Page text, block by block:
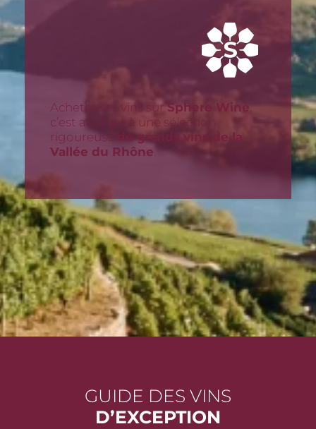
Acheter ses vins surSphere Wine,
c’est accéder à une sélection
rigoureuse
de grands vins de la
Vallée du Rhône
GUIDE DES VINS
D’EXCEPTION